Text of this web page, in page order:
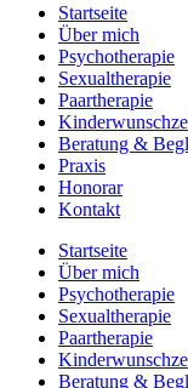
Startseite
Über mich
Psychotherapie
Sexualtherapie
Paartherapie
Beratung &
Praxis
Honorar
Kontakt
Startseite
Über mich
Psychotherapie
Sexualtherapie
Paartherapie
Beratung &